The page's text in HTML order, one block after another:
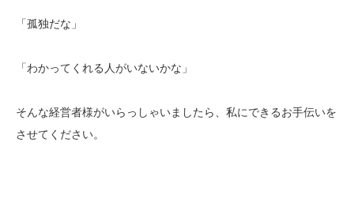
「孤独だな」
「わかってくれる人がいないかな」
そんな経営者様がいらっしゃいましたら、私にできるお手伝いを
させてください。